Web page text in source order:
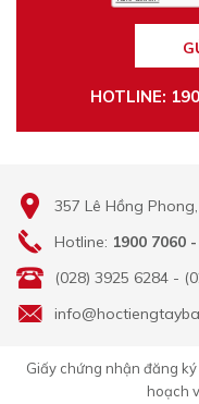
HOTLINE:
357 Lê Hồng Phong,
Hotline: 1900 7060
(028) 3925 6284 -
Giấy chứng nhận đăng
hoạch